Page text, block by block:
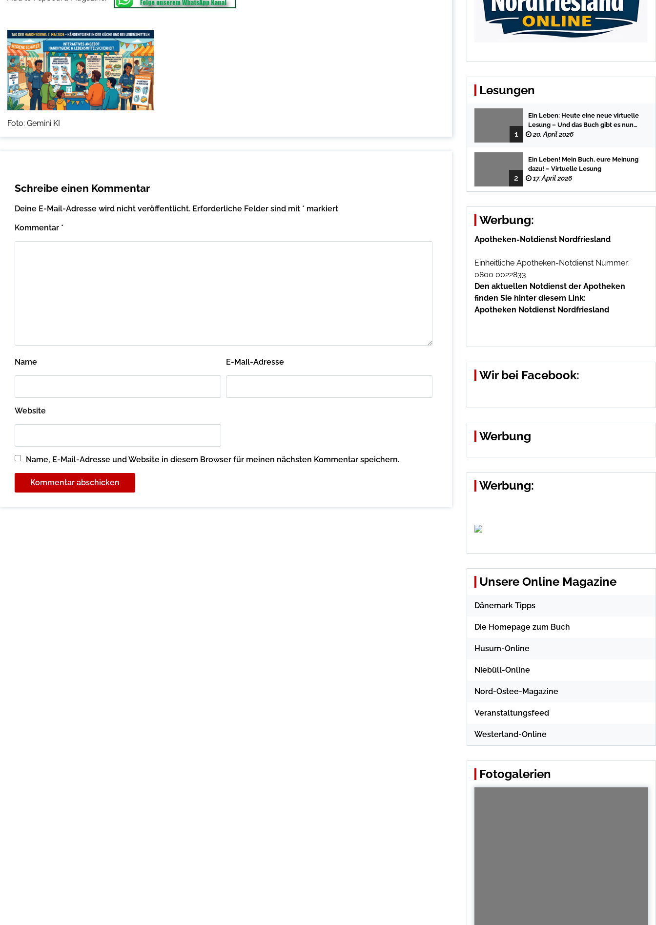
Foto: Gemini KI
Schreibe einen Kommentar
Deine E-Mail-Adresse wird nicht veröffentlicht. Erforderliche Felder sind mit * markiert
Kommentar *
Name E-Mail-Adresse
Website
Name, E-Mail-Adresse und Website in diesem Browser für meinen nächsten Kommentar speichern.
Lesungen
1
Ein Leben: Heute eine neue virtuelle
Lesung – Und das Buch gibt es nun
auch in der Bredstedter
20. April 2026
2
Ein Leben! Mein Buch, eure Meinung
dazu! – Virtuelle Lesung
17. April 2026
Werbung:
Apotheken-Notdienst Nordfriesland
Einheitliche Apotheken-Notdienst Nummer:
0800 0022833
Den aktuellen Notdienst der Apotheken
finden Sie hinter diesem Link:
Apotheken Notdienst Nordfriesland
Wir bei Facebook:
Werbung
Werbung:
Unsere Online Magazine
Dänemark Tipps
Die Homepage zum Buch
Husum-Online
Niebüll-Online
Nord-Ostee-Magazine
Veranstaltungsfeed
Westerland-Online
Fotogalerien